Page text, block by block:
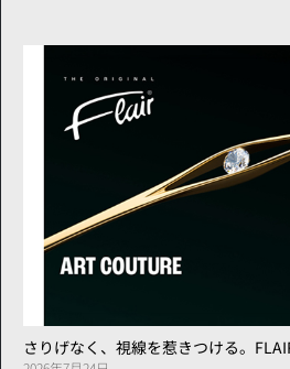
さりげなく、視線を惹きつける。